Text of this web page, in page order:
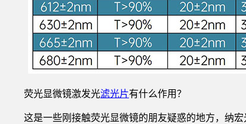
荧光显微镜激发光滤光片有什么作用？
这是一些刚接触荧光显微镜的朋友疑惑的地方，纳